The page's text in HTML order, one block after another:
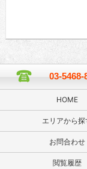
03-5468-
HOME
エリアから探
お問合わせ
閲覧履歴